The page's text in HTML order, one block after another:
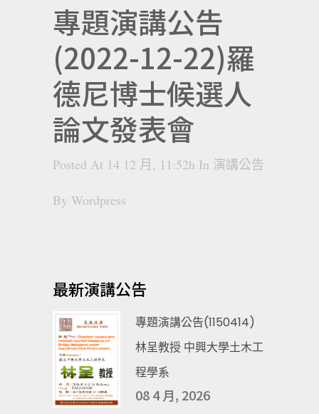
專題演講公告
(2022-12-22)羅
德尼博士候選人
論文發表會
Posted At 14 12 月, 11:52h In 演講公告
By Wordpress
最新演講公告
專題演講公告(1150414)
林呈教授 中興大學土木工
程學系
08 4 月, 2026